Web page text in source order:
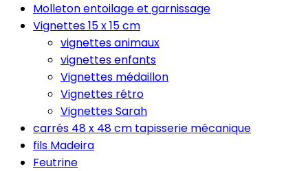
Molleton entoilage et garnissage
Vignettes 15 x 15 cm
vignettes animaux
vignettes enfants
Vignettes médaillon
Vignettes rétro
Vignettes Sarah
carrés 48 x 48 cm tapisserie mécanique
fils Madeira
Feutrine